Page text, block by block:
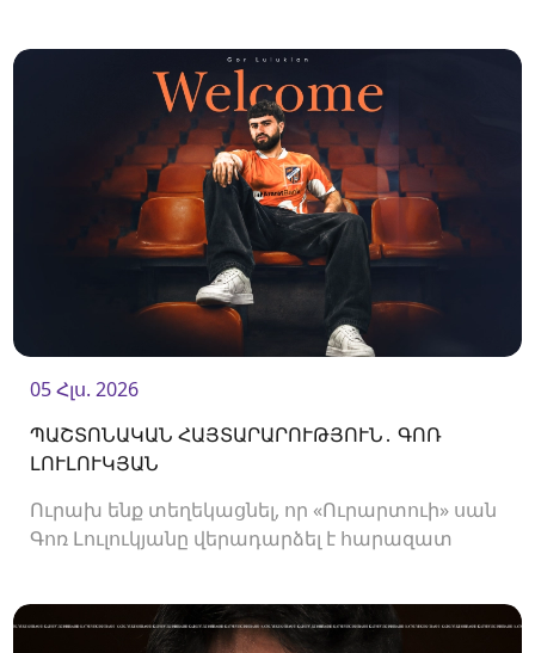
05 Հլս. 2026
ՊԱՇՏՈՆԱԿԱՆ ՀԱՅՏԱՐԱՐՈՒԹՅՈՒՆ․ ԳՈՌ
ԼՈՒԼՈՒԿՅԱՆ
Ուրախ ենք տեղեկացնել, որ «Ուրարտուի» սան
Գոռ Լուլուկյանը վերադարձել է հարազատ